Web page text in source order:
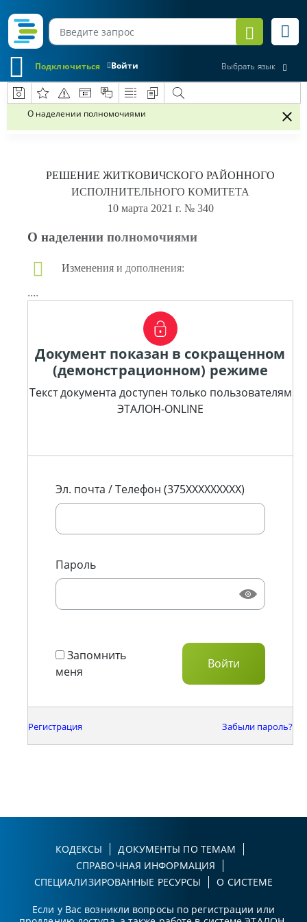
Войти
Подключиться Выбрать язык
О наделении полномочиями
РЕШЕНИЕ ЖИТКОВИЧСКОГО РАЙОННОГО
ИСПОЛНИТЕЛЬНОГО КОМИТЕТА
10 марта 2021 г. № 340
О наделении полномочиями
Изменения и дополнения:
....
Документ показан в сокращенном
(демонстрационном) режиме
Текст документа доступен только пользователям
ЭТАЛОН-ONLINE
Эл. почта / Телефон (375XXXXXXXXX)
Пароль
Запомнить
меня
Регистрация Забыли пароль?
КОДЕКСЫ
ДОКУМЕНТЫ ПО ТЕМАМ
СПРАВОЧНАЯ ИНФОРМАЦИЯ
СПЕЦИАЛИЗИРОВАННЫЕ РЕСУРСЫ
О СИСТЕМЕ
Если у Вас возникли вопросы по регистрации или